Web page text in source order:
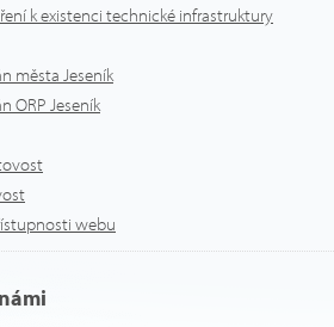
k existenci technické infrastruktury
města Jeseník
ORP Jeseník
webu